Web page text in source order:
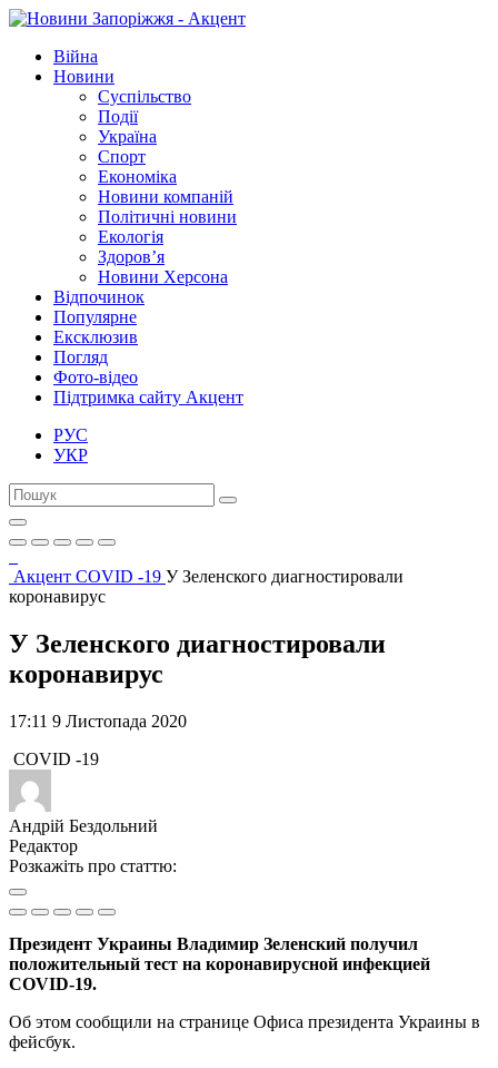
Війна
Новини
Суспільство
Події
Україна
Спорт
Економіка
Новини компаній
Політичні новини
Екологія
Здоров’я
Новини Херсона
Відпочинок
Популярне
Ексклюзив
Погляд
Фото-відео
Підтримка сайту Акцент
РУС
УКР
Акцент COVID -19 У Зеленского диагностировали
коронавирус
У Зеленского диагностировали
коронавирус
17:11 9 Листопада 2020
COVID -19
Андрій Бездольний
Редактор
Розкажіть про статтю:
Президент Украины Владимир Зеленский получил
положительный тест на коронавирусной инфекцией
COVID-19.
Об этом сообщили на странице Офиса президента Украины в
фейсбук.